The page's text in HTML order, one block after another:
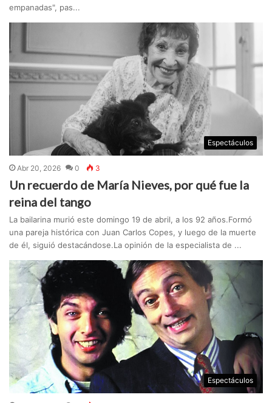
empanadas", pas...
Espectáculos
Abr 20, 2026 0 3
Un recuerdo de María Nieves, por qué fue la
reina del tango
La bailarina murió este domingo 19 de abril, a los 92 años.Formó
una pareja histórica con Juan Carlos Copes, y luego de la muerte
de él, siguió destacándose.La opinión de la especialista de ...
Espectáculos